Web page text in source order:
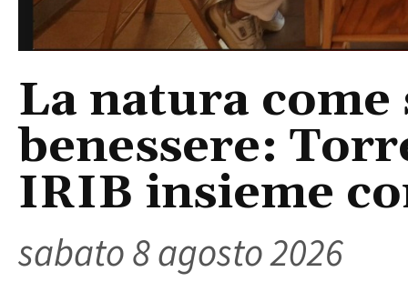
La natura
benessere:
IRIB insieme
sabato 8 agosto 2026